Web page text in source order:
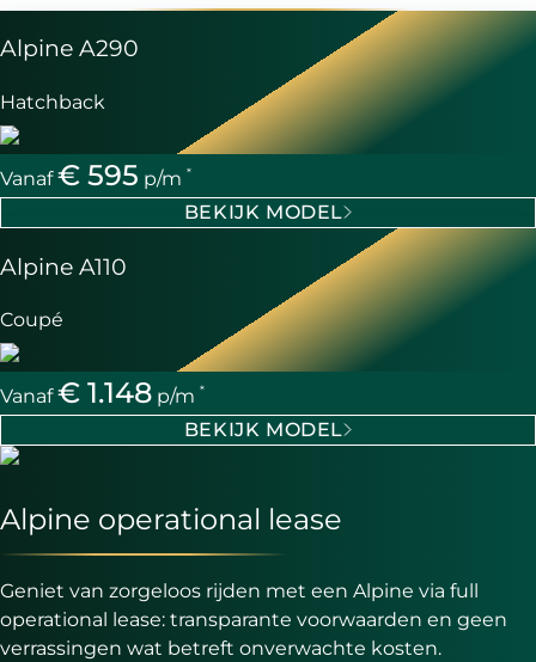
Alpine A290
Hatchback
Vanaf€ 595 p/m *
BEKIJK MODEL
Alpine A110
Coupé
Vanaf€ 1.148 p/m *
BEKIJK MODEL
Alpine operational lease
Geniet van zorgeloos rijden met een Alpine via full
operational lease: transparante voorwaarden en geen
verrassingen wat betreft onverwachte kosten.